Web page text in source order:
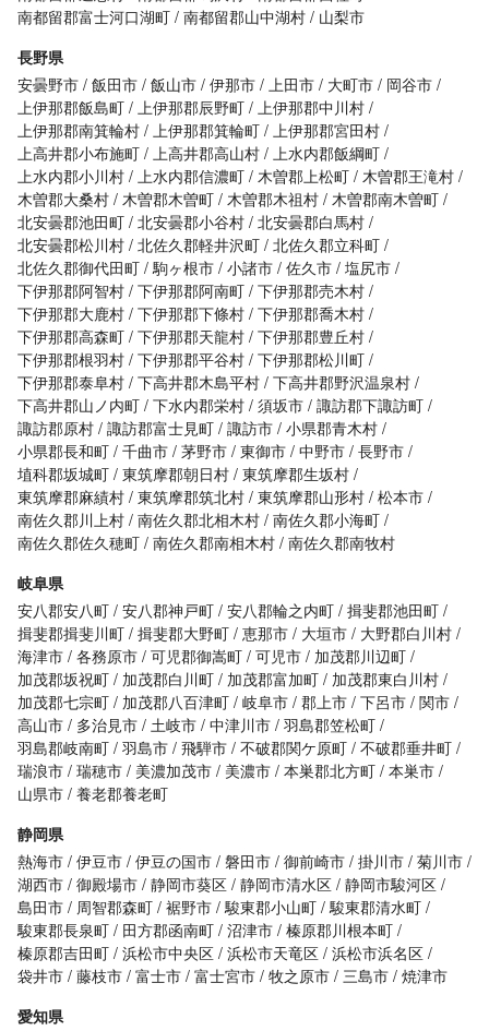
南都留郡富士河口湖町 南都留郡山中湖村
山梨市
長野県
安曇野市 飯田市 飯山市 伊那市 上田市 大町市
岡谷市
上伊那郡飯島町 上伊那郡辰野町 上伊那郡中川村
上伊那郡南箕輪村 上伊那郡箕輪町 上伊那郡宮田村
上高井郡小布施町 上高井郡高山村 上水内郡飯綱町
上水内郡小川村 上水内郡信濃町 木曽郡上松町 木曽郡王滝村
木曽郡大桑村 木曽郡木曽町 木曽郡木祖村 木曽郡南木曽町
北安曇郡池田町 北安曇郡小谷村 北安曇郡白馬村
北安曇郡松川村 北佐久郡軽井沢町 北佐久郡立科町
北佐久郡御代田町 駒ヶ根市 小諸市 佐久市 塩尻市
下伊那郡阿智村 下伊那郡阿南町 下伊那郡売木村
下伊那郡大鹿村 下伊那郡下條村 下伊那郡喬木村
下伊那郡高森町 下伊那郡天龍村 下伊那郡豊丘村
下伊那郡根羽村 下伊那郡平谷村 下伊那郡松川町
下伊那郡泰阜村 下高井郡木島平村 下高井郡野沢温泉村
下高井郡山ノ内町 下水内郡栄村 須坂市 諏訪郡下諏訪町
諏訪郡原村 諏訪郡富士見町 諏訪市 小県郡青木村
小県郡長和町 千曲市 茅野市 東御市 中野市 長野市
埴科郡坂城町 東筑摩郡朝日村 東筑摩郡生坂村
東筑摩郡麻績村 東筑摩郡筑北村 東筑摩郡山形村 松本市
南佐久郡川上村 南佐久郡北相木村 南佐久郡小海町
南佐久郡佐久穂町 南佐久郡南相木村 南佐久郡南牧村
岐阜県
安八郡安八町 安八郡神戸町 安八郡輪之内町 揖斐郡池田町
揖斐郡揖斐川町 揖斐郡大野町 恵那市 大垣市
大野郡白川村
海津市 各務原市 可児郡御嵩町 可児市
加茂郡川辺町
加茂郡坂祝町
加茂郡白川町 加茂郡富加町
加茂郡東白川村
加茂郡七宗町
加茂郡八百津町 岐阜市 郡上市 下呂市 関市
高山市
多治見市 土岐市 中津川市 羽島郡笠松町
羽島郡岐南町 羽島市 飛騨市 不破郡関ケ原町 不破郡垂井町
瑞浪市 瑞穂市 美濃加茂市 美濃市 本巣郡北方町 本巣市
山県市 養老郡養老町
静岡県
熱海市 伊豆市 伊豆の国市 磐田市 御前崎市 掛川市 菊川市
湖西市 御殿場市 静岡市葵区 静岡市清水区 静岡市駿河区
島田市
周智郡森町 裾野市 駿東郡小山町 駿東郡清水町
駿東郡長泉町
田方郡函南町 沼津市 榛原郡川根本町
榛原郡吉田町 浜松市中央区 浜松市天竜区 浜松市浜名区
袋井市 藤枝市 富士市 富士宮市 牧之原市 三島市 焼津市
愛知県